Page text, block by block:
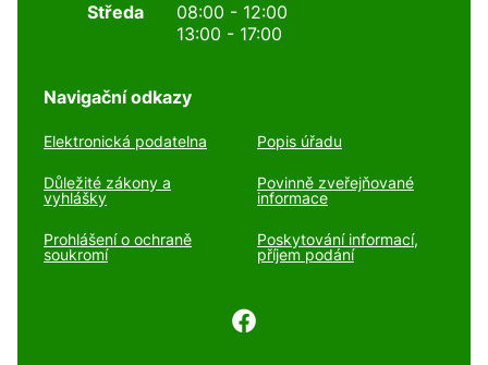
Středa
08:00 - 12:00
13:00 - 17:00
Navigační odkazy
Elektronická podatelna Popis úřadu
Důležité zákony a
vyhlášky
Povinně zveřejňované
informace
Prohlášení o ochraně
soukromí
Poskytování informací,
příjem podání